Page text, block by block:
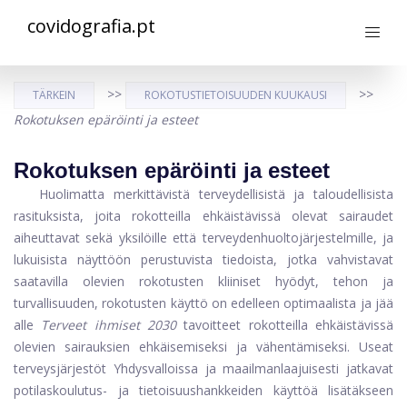
covidografia.pt
TÄRKEIN >> ROKOTUSTIETOISUUDEN KUUKAUSI
>>
Rokotuksen epäröinti ja esteet
Rokotuksen epäröinti ja esteet
Huolimatta merkittävistä terveydellisistä ja taloudellisista
rasituksista, joita rokotteilla ehkäistävissä olevat sairaudet
aiheuttavat sekä yksilöille että terveydenhuoltojärjestelmille, ja
lukuisista näyttöön perustuvista tiedoista, jotka vahvistavat
saatavilla olevien rokotusten kliiniset hyödyt, tehon ja
turvallisuuden, rokotusten käyttö on edelleen optimaalista ja jää
alle Terveet ihmiset 2030tavoitteet rokotteilla ehkäistävissä
olevien sairauksien ehkäisemiseksi ja vähentämiseksi. Useat
terveysjärjestöt Yhdysvalloissa ja maailmanlaajuisesti jatkavat
potilaskoulutus- ja tietoisuushankkeiden käyttöä lisätäkseen